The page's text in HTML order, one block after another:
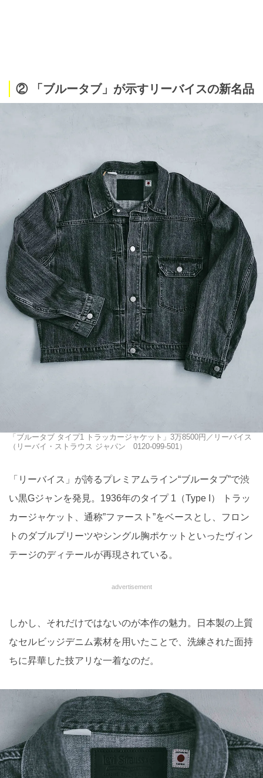
② 「ブルータブ」が示すリーバイスの新名品
「ブルータブ タイプ1 トラッカージャケット」3万8500円／リーバイス
（リーバイ・ストラウス ジャパン 0120-099-501）
「リーバイス」が誇るプレミアムライン“ブルータブ”で渋
い黒Gジャンを発見。1936年のタイプ 1（Type I） トラッ
カージャケット、通称”ファースト”をベースとし、フロン
トのダブルプリーツやシングル胸ポケットといったヴィン
テージのディテールが再現されている。
advertisement
しかし、それだけではないのが本作の魅力。日本製の上質
なセルビッジデニム素材を用いたことで、洗練された面持
ちに昇華した技アリな一着なのだ。